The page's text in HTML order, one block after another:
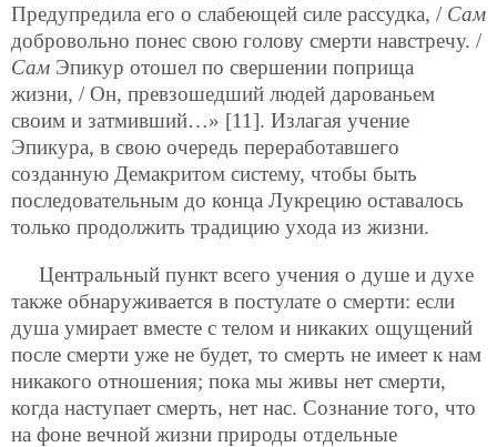
Предупредила его о слабеющей силе рассудка, / Сам
добровольно понес свою голову смерти навстречу. /
Сам Эпикур отошел по свершении поприща
жизни, / Он, превзошедший людей дарованьем
своим и затмивший…» [11]. Излагая учение
Эпикура, в свою очередь переработавшего
созданную Демакритом систему, чтобы быть
последовательным до конца Лукрецию оставалось
только продолжить традицию ухода из жизни.
Центральный пункт всего учения о душе и духе
также обнаруживается в постулате о смерти: если
душа умирает вместе с телом и никаких ощущений
после смерти уже не будет, то смерть не имеет к нам
никакого отношения; пока мы живы нет смерти,
когда наступает смерть, нет нас. Сознание того, что
на фоне вечной жизни природы отдельные